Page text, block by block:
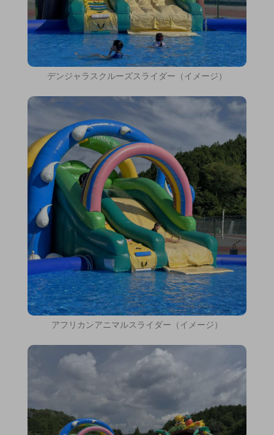
デンジャラスクルーズスライダー（イメージ）
アフリカンアニマルスライダー（イメージ）